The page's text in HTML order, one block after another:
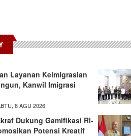
Layanan Keimigrasian
Kanwil Imigrasi
8 AGU 2026
Dukung Gamifikasi RI-
Potensi Kreatif